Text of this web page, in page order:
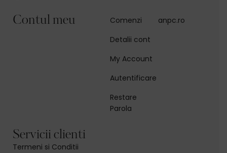
Contul meu
Comenzi
Detalii cont
My Account
Autentificare
Restare
Parola
anpc.ro
Servicii clienti
Termeni si Conditii